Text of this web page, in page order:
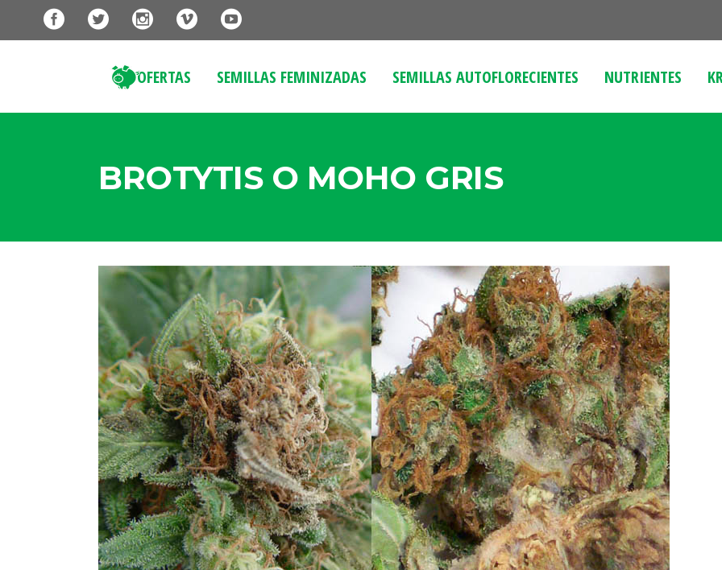
OFERTAS SEMILLAS FEMINIZADAS SEMILLAS AUTOFLORECIENTES NUTRIENTES
BROTYTIS O MOHO GRIS